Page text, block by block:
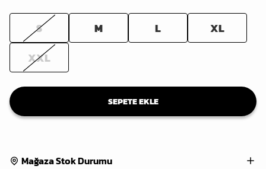
S M L
XL
XXL
SEPETE EKLE
Mağaza Stok Durumu